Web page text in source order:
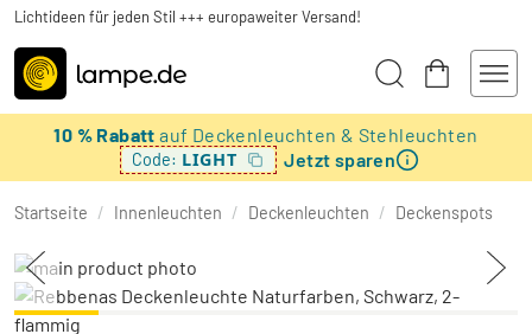
Lichtideen für jeden Stil +++ europaweiter Versand!
10 % Rabattauf Deckenleuchten & Stehleuchten
Code: LIGHT Jetzt sparen
Startseite / Innenleuchten / Deckenleuchten / Deckenspots